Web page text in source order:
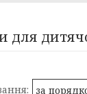
для